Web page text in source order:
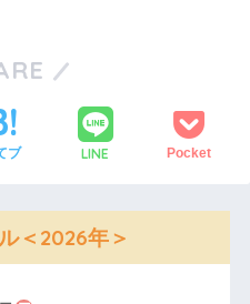
ブ LINE Pocket
＜2026年＞